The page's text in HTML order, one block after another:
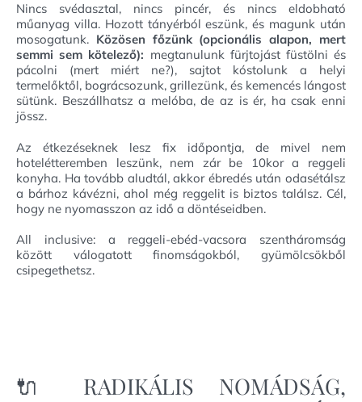
Nincs svédasztal, nincs pincér, és nincs eldobható
műanyag villa. Hozott tányérból eszünk, és magunk után
mosogatunk. Közösen főzünk (opcionális alapon, mert
semmi sem kötelező): megtanulunk fürjtojást füstölni és
pácolni (mert miért ne?), sajtot kóstolunk a helyi
termelőktől, bográcsozunk, grillezünk, és kemencés lángost
sütünk. Beszállhatsz a melóba, de az is ér, ha csak enni
jössz.
Az étkezéseknek lesz fix időpontja, de mivel nem
hotelétteremben leszünk, nem zár be 10kor a reggeli
konyha. Ha tovább aludtál, akkor ébredés után odasétálsz
a bárhoz kávézni, ahol még reggelit is biztos találsz. Cél,
hogy ne nyomasszon az idő a döntéseidben.
All inclusive: a reggeli-ebéd-vacsora szentháromság
között válogatott finomságokból, gyümölcsökből
csipegethetsz.
🔌 RADIKÁLIS NOMÁDSÁG,